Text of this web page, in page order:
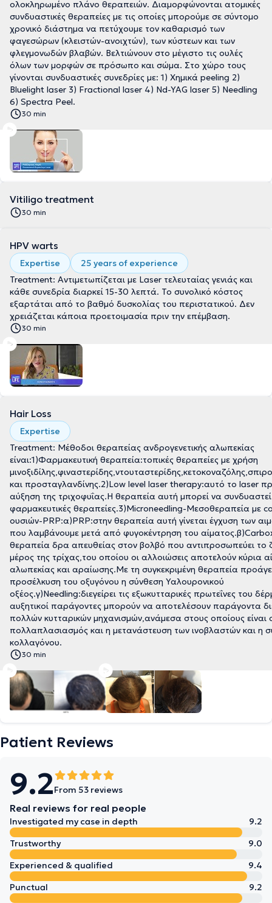
ολοκληρωμένο πλάνο θεραπειών. Διαμορφώνονται ατομικές
συνδυαστικές θεραπείες με τις οποίες μπορούμε σε σύντομο
χρονικό διάστημα να πετύχουμε τον καθαρισμό των
φαγεσώρων (κλειστών-ανοιχτών), των κύστεων και των
φλεγμονωδών βλαβών. Βελτιώνουν στο μέγιστο τις ουλές
όλων των μορφών σε πρόσωπο και σώμα. Στο χώρο τους
γίνονται συνδυαστικές συνεδρίες με: 1) Xημικά peeling 2)
Bluelight laser 3) Fractional laser 4) Nd-YAG laser 5) Needling
6) Spectra Peel.
30 min
Vitiligo treatment
30 min
HPV warts
Expertise
25 years of experience
Treatment: Αντιμετωπίζεται με Laser τελευταίας γενιάς και
κάθε συνεδρία διαρκεί 15-30 λεπτά. Το συνολικό κόστος
εξαρτάται από το βαθμό δυσκολίας του περιστατικού. Δεν
χρειάζεται κάποια προετοιμασία πριν την επέμβαση.
30 min
Hair Loss
Expertise
Treatment: Μέθοδοι θεραπείας ανδρογενετικής αλωπεκίας
είναι:1)Φαρμακευτική θεραπεία:τοπικές θεραπείες με χρήση
και προσταγλανδίνης.2)Low level laser therapy:αυτό το laser
αύξηση της τριχοφυΐας.Η θεραπεία αυτή μπορεί να
φαρμακευτικές θεραπείες.3)Microneedling-Μεσοθεραπεία με
ουσιών-PRP:α)PRP:στην θεραπεία αυτή γίνεται έγχυση των
που λαμβάνουμε μετά από φυγοκέντρηση του
θεραπεία δρα απευθείας στον βολβό που αντιπροσωπεύει το
μέρος της τρίχας,του οποίου οι αλλοιώσεις αποτελούν κύρια
αλωπεκίας και αραίωσης.Με τη συγκεκριμένη θεραπεία
προσέλκυση του οξυγόνου η σύνθεση Υαλουρονικού
οξέος.γ)Needling:διεγείρει τις εξωκυτταρικές πρωτεΐνες του
αυξητικοί παράγοντες μπορούν να αποτελέσουν παράγοντα
πολλών κυτταρικών μηχανισμών,ανάμεσα στους οποίους είναι
πολλαπλασιασμός και η μετανάστευση των ινοβλαστών και η
κολλαγόνου.
30 min
Patient Reviews
9.2From 53 reviews
Real reviews for real people
Investigated my case in depth
9.2
Trustworthy
9.0
Experienced & qualified
9.4
Punctual
9.2